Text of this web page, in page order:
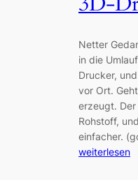
Netter
in die
Drucker,
vor Ort.
erzeugt.
Rohstoff,
einfacher.
weiterlesen